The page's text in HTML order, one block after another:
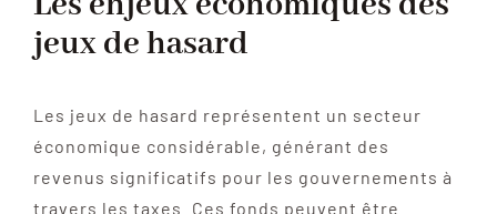
jeux de hasard
Les jeux de hasard représentent un secteur
économique considérable, générant des
revenus significatifs pour les gouvernements à
travers les taxes. Ces fonds peuvent être